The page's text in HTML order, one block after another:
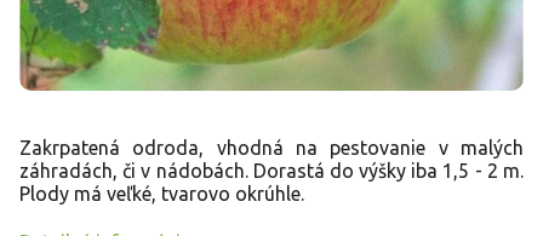
Zakrpatená odroda, vhodná na pestovanie v malých
záhradách, či v nádobách. Dorastá do výšky iba 1,5 - 2 m.
Plody má veľké, tvarovo okrúhle.